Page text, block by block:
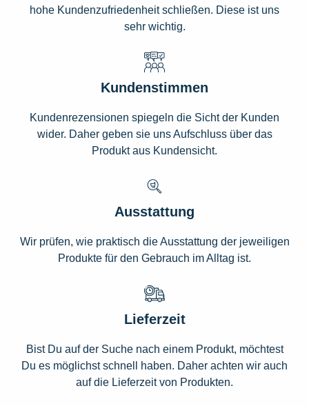
hohe Kundenzufriedenheit schließen. Diese ist uns
sehr wichtig.
Kundenstimmen
Kundenrezensionen spiegeln die Sicht der Kunden
wider. Daher geben sie uns Aufschluss über das
Produkt aus Kundensicht.
Ausstattung
Wir prüfen, wie praktisch die Ausstattung der jeweiligen
Produkte für den Gebrauch im Alltag ist.
Lieferzeit
Bist Du auf der Suche nach einem Produkt, möchtest
Du es möglichst schnell haben. Daher achten wir auch
auf die Lieferzeit von Produkten.